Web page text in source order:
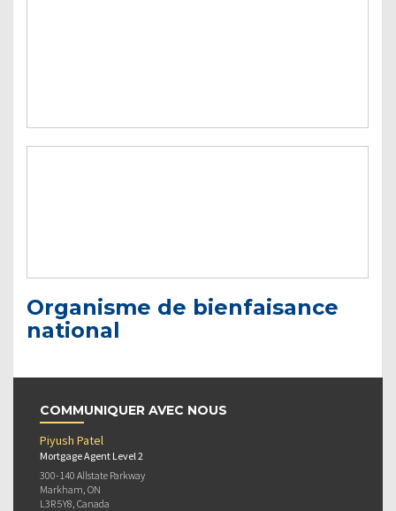
Organisme de bienfaisance
national
COMMUNIQUER AVEC NOUS
Piyush Patel
Mortgage Agent Level 2
300-140 Allstate Parkway
Markham, ON
L3R 5Y8, Canada